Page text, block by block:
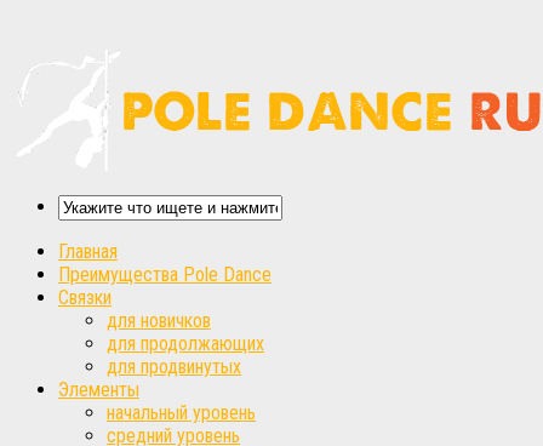
Главная
Преимущества Pole Dance
Связки
для новичков
для продолжающих
для продвинутых
Элементы
начальный уровень
средний уровень